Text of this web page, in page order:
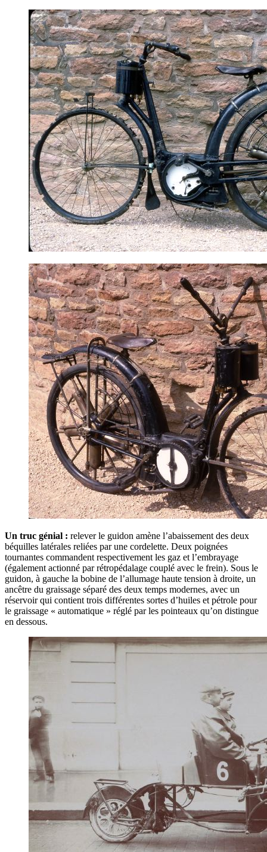
Un truc génial : relever le guidon amène l’abaissement des deux
béquilles latérales reliées par une cordelette. Deux poignées
tournantes commandent respectivement les gaz et l’embrayage
(également actionné par rétropédalage couplé avec le frein). Sous le
guidon, à gauche la bobine de l’allumage haute tension à droite, un
ancêtre du graissage séparé des deux temps modernes, avec un
réservoir qui contient trois différentes sortes d’huiles et pétrole pour
le graissage « automatique » réglé par les pointeaux qu’on distingue
en dessous.